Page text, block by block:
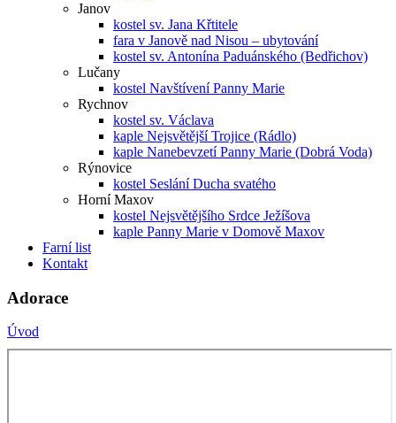
Janov
kostel sv. Jana Křtitele
fara v Janově nad Nisou – ubytování
kostel sv. Antonína Paduánského (Bedřichov)
Lučany
kostel Navštívení Panny Marie
Rychnov
kostel sv. Václava
kaple Nejsvětější Trojice (Rádlo)
kaple Nanebevzetí Panny Marie (Dobrá Voda)
Rýnovice
kostel Seslání Ducha svatého
Horní Maxov
kostel Nejsvětějšího Srdce Ježíšova
kaple Panny Marie v Domově Maxov
Farní list
Kontakt
Adorace
Úvod